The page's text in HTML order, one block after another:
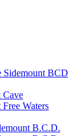
Sidemount BCD
Cave
Waters
B.C.D.